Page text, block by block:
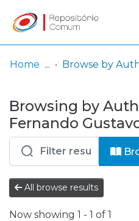
& Collections
Browse repository
Entities
Log
In
(current)
Home Browse by
Browsing by
Fernando
All browse results
Now showing 1 - 1 of 1